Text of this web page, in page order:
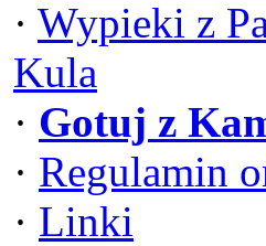
· Wypieki z
Kula
· Gotuj z
· Regulamin
· Linki